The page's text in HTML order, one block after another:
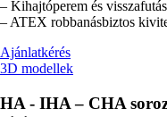
– Kihajtóperem és
– ATEX robbanásbiztos
Ajánlatkérés
3D modellek
HA - IHA – CHA